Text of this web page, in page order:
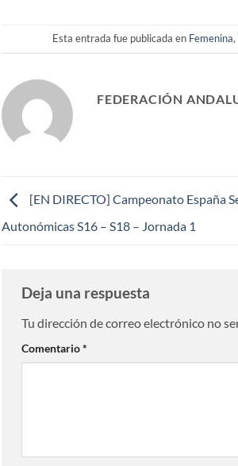
Esta entrada fue publicada en Femenina,
FEDERACIÓN
[EN DIRECTO] Campeonato España
Autonómicas S16 – S18 – Jornada 1
Deja una respuesta
Tu dirección de correo electrónico no
Comentario*